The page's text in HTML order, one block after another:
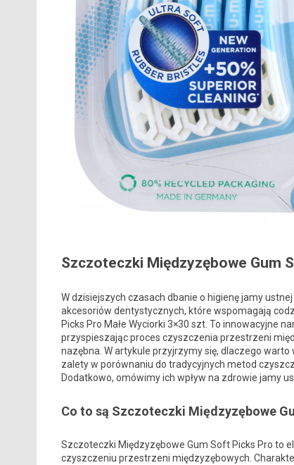
Szczoteczki Międzyzębowe Gum
W dzisiejszych czasach dbanie o higienę jamy
akcesoriów dentystycznych, które wspomagają
Picks Pro Małe Wyciorki 3×30 szt. To innowacyjne
przyspieszając proces czyszczenia przestrzeni
nazębna. W artykule przyjrzymy się, dlaczego
zalety w porównaniu do tradycyjnych metod
Dodatkowo, omówimy ich wpływ na zdrowie jamy
Co to są Szczoteczki Międzyzębowe
Szczoteczki Międzyzębowe Gum Soft Picks Pro to
czyszczeniu przestrzeni międzyzębowych.